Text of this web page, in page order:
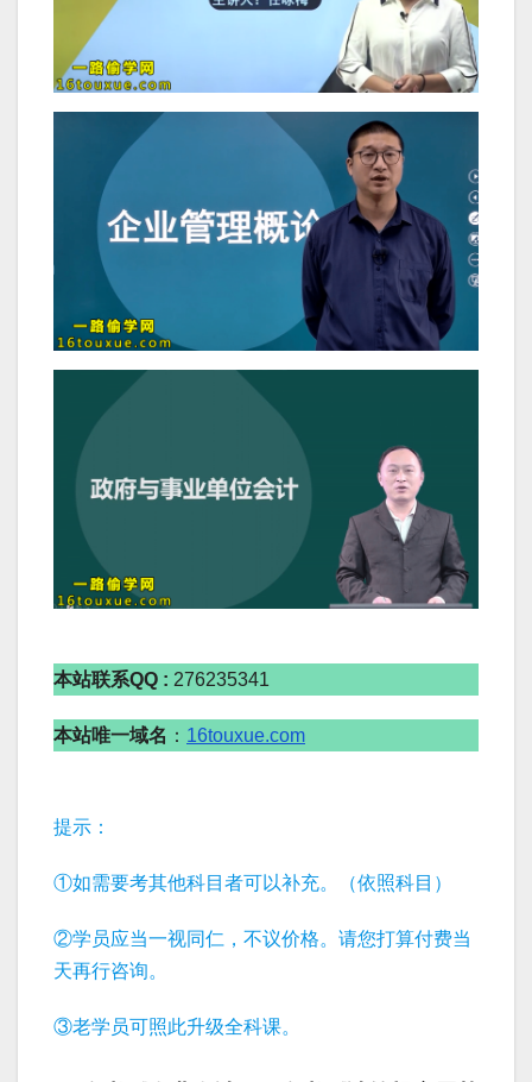
本站联系QQ : 276235341
本站唯一域名 ： 16touxue.com
提示：
①如需要考其他科目者可以补充。（依照科目）
②学员应当一视同仁，不议价格。请您打算付费当
天再行咨询。
③老学员可照此升级全科课。